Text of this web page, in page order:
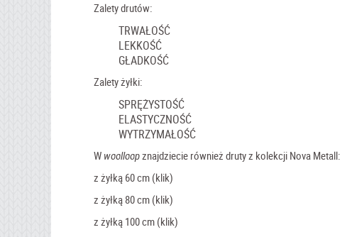
Zalety drutów:
TRWAŁOŚĆ
LEKKOŚĆ
GŁADKOŚĆ
Zalety żyłki:
SPRĘŻYSTOŚĆ
ELASTYCZNOŚĆ
WYTRZYMAŁOŚĆ
W woolloopznajdziecie również druty z kolekcji Nova Metall:
z żyłką 60 cm (klik)
z żyłką 80 cm (klik)
z żyłką 100 cm (klik)